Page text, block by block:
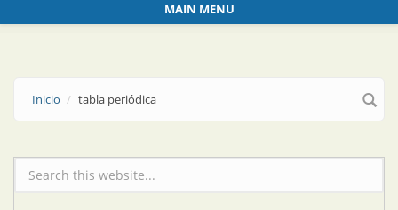
MAIN MENU
Inicio tabla periódica
Formulario de búsqueda